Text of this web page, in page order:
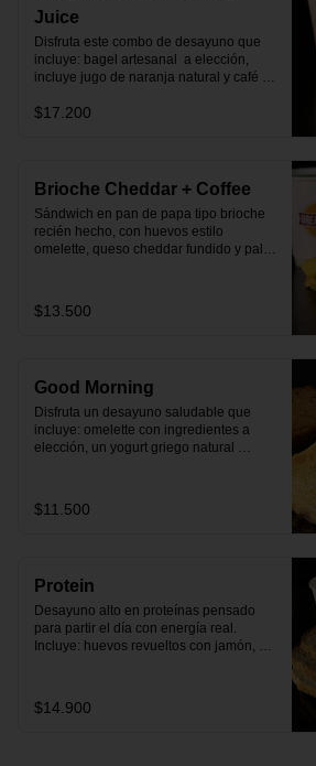
Juice
Disfruta este combo de desayuno que
incluye: bagel artesanal  a elección,
incluye jugo de naranja natural y café o
$17.200
Brioche Cheddar + Coffee
Sándwich en pan de papa tipo brioche
recién hecho, con huevos estilo
omelette, queso cheddar fundido y palta,
Se envía en bolsa delivery.
$13.500
Good Morning
Disfruta un desayuno saludable que
incluye: omelette con ingredientes a
elección, un yogurt griego natural
Breakfast y granola (endulzada con
miel), más un café o té a elección y un
$11.500
Protein
Desayuno alto en proteínas pensado
para partir el día con energía real.
Incluye: huevos revueltos con jamón,
mermelada de arándanos y granola
receta exclusiva The Breakfast, porción
$14.900